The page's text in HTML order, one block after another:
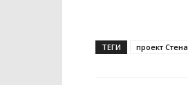
ТЕГИ проект Стена